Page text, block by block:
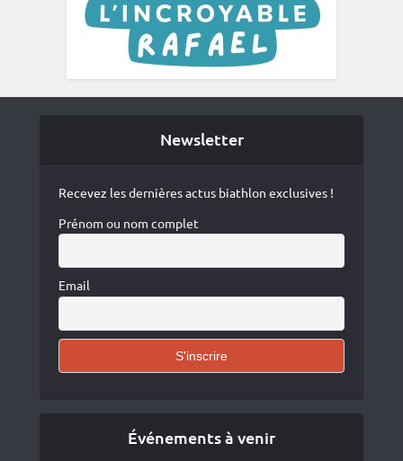
Newsletter
Recevez les dernières actus biathlon exclusives !
Prénom ou nom complet
Email
Événements à venir